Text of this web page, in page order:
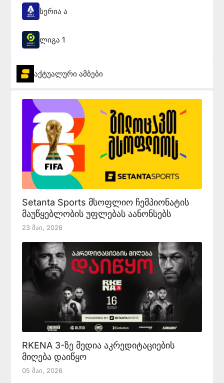
სერია ა
ლიგა 1
აქტუალური ამბები
Setanta Sports მსოფლიო ჩემპიონატის
მაუწყებლობის უფლებას აანონსებს
23 Მაი, 2026
RKENA 3-ზე მედია აკრედიტაციების
მიღება დაიწყო
05 Მაი, 2026